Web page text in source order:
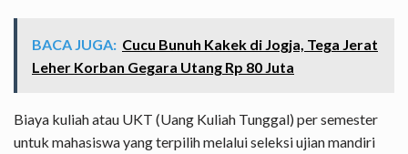
BACA JUGA: Cucu Bunuh Kakek di Jogja, Tega Jerat
Leher Korban Gegara Utang Rp 80 Juta
Biaya kuliah atau UKT (Uang Kuliah Tunggal) per semester
untuk mahasiswa yang terpilih melalui seleksi ujian mandiri